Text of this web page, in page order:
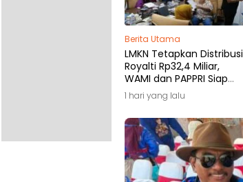
Berita Utama
LMKN Tetapkan Distribusi
Royalti Rp32,4 Miliar,
WAMI dan PAPPRI Siap
Salurkan ke Pemilik Hak
1 hari yang lalu